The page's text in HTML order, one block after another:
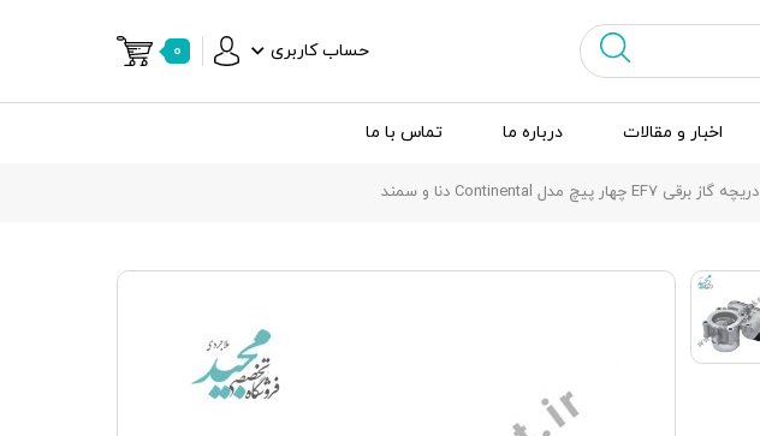
حساب کاربری ۰
اخبار و مقالات درباره ما تماس با ما
دریچه گاز برقی EF7 چهار پیچ مدل Continental دنا و سمند